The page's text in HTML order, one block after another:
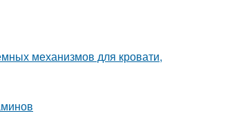
механизмов для кровати,